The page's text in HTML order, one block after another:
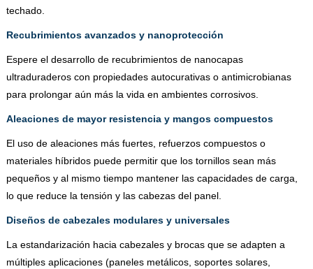
techado.
Recubrimientos avanzados y nanoprotección
Espere el desarrollo de recubrimientos de nanocapas
ultraduraderos con propiedades autocurativas o antimicrobianas
para prolongar aún más la vida en ambientes corrosivos.
Aleaciones de mayor resistencia y mangos compuestos
El uso de aleaciones más fuertes, refuerzos compuestos o
materiales híbridos puede permitir que los tornillos sean más
pequeños y al mismo tiempo mantener las capacidades de carga,
lo que reduce la tensión y las cabezas del panel.
Diseños de cabezales modulares y universales
La estandarización hacia cabezales y brocas que se adapten a
múltiples aplicaciones (paneles metálicos, soportes solares,